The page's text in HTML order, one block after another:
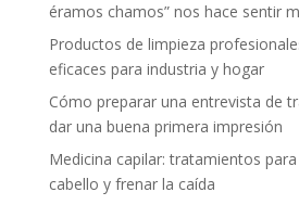
éramos chamos” nos hace sentir
Productos de limpieza
eficaces para industria y hogar
Cómo preparar una entrevista de
dar una buena primera impresión
Medicina capilar: tratamientos
cabello y frenar la caída